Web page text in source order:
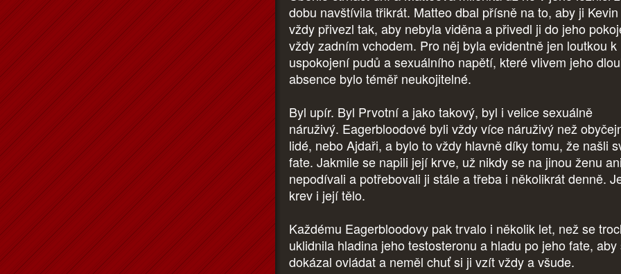
dobu navštívila třikrát. Matteo dbal přísně na to, aby ji Kevin
vždy přivezl tak, aby nebyla viděna a přivedl ji do jeho
vždy zadním vchodem. Pro něj byla evidentně jen loutkou k
uspokojení pudů a sexuálního napětí, které vlivem jeho
absence bylo téměř neukojitelné.
Byl upír. Byl Prvotní a jako takový, byl i velice sexuálně
náruživý. Eagerbloodové byli vždy více náruživý než
lidé, nebo Ajdaři, a bylo to vždy hlavně díky tomu, že našli
fate. Jakmile se napili její krve, už nikdy se na jinou ženu ani
nepodívali a potřebovali ji stále a třeba i několikrát denně.
krev i její tělo.
Každému Eagerbloodovy pak trvalo i několik let, než se
uklidnila hladina jeho testosteronu a hladu po jeho fate, aby
dokázal ovládat a neměl chuť si ji vzít vždy a všude.